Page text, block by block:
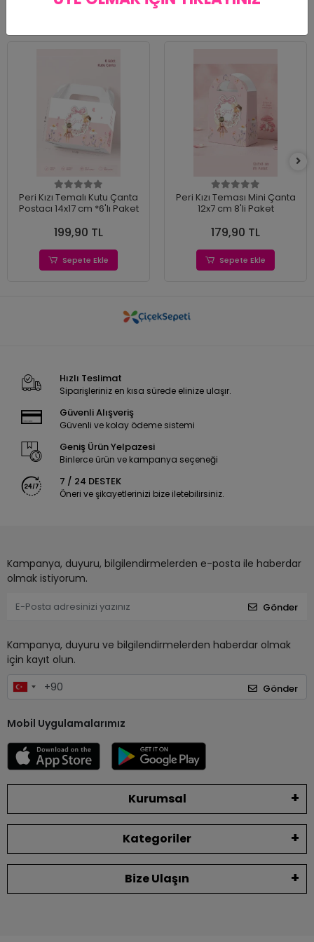
Peri Kızı Temalı Kutu Çanta
Postacı 14x17 cm *6'lı Paket
199,90 TL
Sepete Ekle
Peri Kızı Teması Mini Çanta
12x7 cm 8'li Paket
179,90 TL
Sepete Ekle
Hızlı Teslimat
Siparişleriniz en kısa sürede elinize ulaşır.
Güvenli Alışveriş
Güvenli ve kolay ödeme sistemi
Geniş Ürün Yelpazesi
Binlerce ürün ve kampanya seçeneği
7 / 24 DESTEK
Öneri ve şikayetlerinizi bize iletebilirsiniz.
Kampanya, duyuru, bilgilendirmelerden e-posta ile haberdar
olmak istiyorum.
Gönder
Kampanya, duyuru ve bilgilendirmelerden haberdar olmak
için kayıt olun.
Gönder
Mobil Uygulamalarımız
Kurumsal
Kategoriler
Bize Ulaşın